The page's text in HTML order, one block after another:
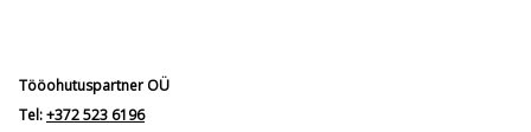
Tööohutuspartner OÜ
Tel:+372 523 6196